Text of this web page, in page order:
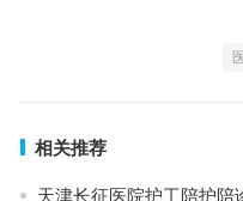
相关推荐
天津长征医院护工陪护陪